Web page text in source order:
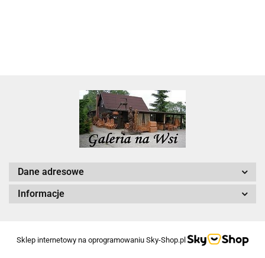
Dane adresowe
Informacje
Sklep internetowy na oprogramowaniu Sky-Shop.pl